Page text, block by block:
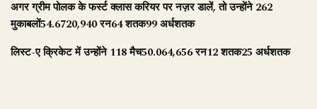
अगर ग्रीम पोलक के फर्स्ट क्लास करियर पर नज़र डालें, तो उन्होंने262
मुकाबलों54.6720,940 रन64 शतक99 अर्धशतक
लिस्ट-ए क्रिकेट में उन्होंने118 मैच50.064,656 रन12 शतक25 अर्धशतक